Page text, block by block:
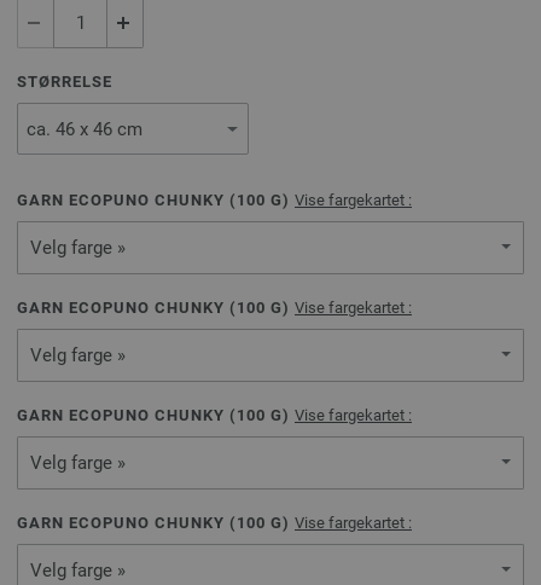
STØRRELSE
GARN ECOPUNO CHUNKY ( 100 G) Vise fargekartet :
Velg farge »
GARN ECOPUNO CHUNKY ( 100 G) Vise fargekartet :
Velg farge »
GARN ECOPUNO CHUNKY ( 100 G) Vise fargekartet :
Velg farge »
GARN ECOPUNO CHUNKY ( 100 G) Vise fargekartet :
Velg farge »